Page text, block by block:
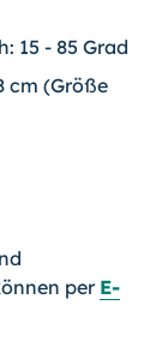
15 - 85 Grad
cm (Größe
per E-